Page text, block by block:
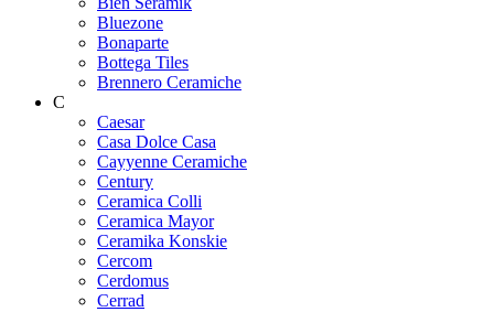
Bluezone
Bonaparte
Bottega Tiles
Brennero Ceramiche
C
Caesar
Casa Dolce Casa
Cayyenne Ceramiche
Century
Ceramica Colli
Ceramica Mayor
Ceramika Konskie
Cercom
Cerdomus
Cerrad